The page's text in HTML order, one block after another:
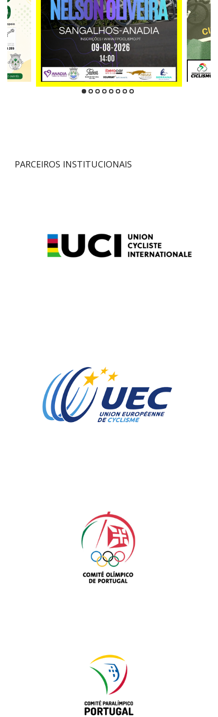
PARCEIROS INSTITUCIONAIS